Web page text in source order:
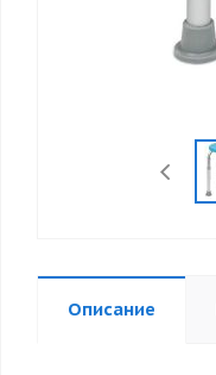
Описание